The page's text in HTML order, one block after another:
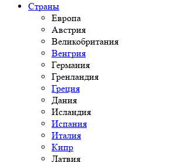
Страны
Европа
Австрия
Великобритания
Венгрия
Германия
Гренландия
Греция
Дания
Исландия
Испания
Италия
Кипр
Латвия